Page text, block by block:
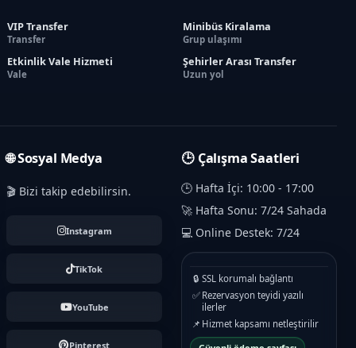
VIP Transfer
Transfer
Minibüs Kiralama
Grup ulaşımı
Etkinlik Vale Hizmeti
Vale
Şehirler Arası Transfer
Uzun yol
🌐 Sosyal Medya
🎬 Bizi takip edebilirsin.
Instagram
TikTok
YouTube
Pinterest
🕒 Çalışma Saatleri
🕒 Hafta İçi: 10:00 - 17:00
🚀 Hafta Sonu: 7/24 Sahada
💻 Online Destek: 7/24
🔒 SSL korumalı bağlantı
✅ Rezervasyon teyidi yazılı
ilerler
📌 Hizmet kapsamı netleştirilir